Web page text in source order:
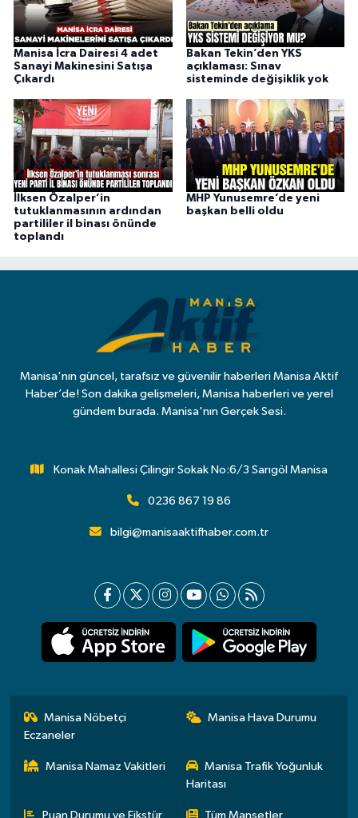
Manisa İcra Dairesi 4 adet
Sanayi Makinesini Satışa
Çıkardı
Bakan Tekin’den YKS
açıklaması: Sınav
sisteminde değişiklik yok
İlksen Özalper’in
tutuklanmasının ardından
partililer il binası önünde
toplandı
MHP Yunusemre’de yeni
başkan belli oldu
Manisa'nın güncel, tarafsız ve güvenilir haberleri Manisa Aktif
Haber’de! Son dakika gelişmeleri, Manisa haberleri ve yerel
gündem burada. Manisa'nın Gerçek Sesi.
Konak Mahallesi Çilingir Sokak No:6/3 Sarıgöl Manisa
0236 867 19 86
bilgi@manisaaktifhaber.com.tr
Manisa Nöbetçi
Eczaneler
Manisa Hava Durumu
Manisa Namaz Vakitleri
Manisa Trafik Yoğunluk
Haritası
Puan Durumu ve Fikstür Tüm Manşetler